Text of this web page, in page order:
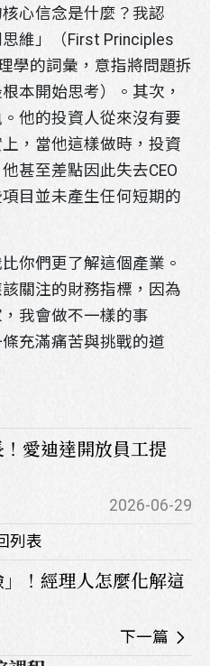
心信念是什麼？我認
維」（First Principles
學的詞彙，意指將問題拆
本開始思考）。其次，
他的投資人從來沒有要
，當他這樣做時，投資
甚至差點因此失去CEO
目並未產生任何短期的
你們更了解這個產業。
關注的財務指標，因為
我會做不一樣的事
充滿痛苦與挑戰的道
愛迪達開放員工提
2026-06-29
列表
！經理人怎麼化解這
下一篇